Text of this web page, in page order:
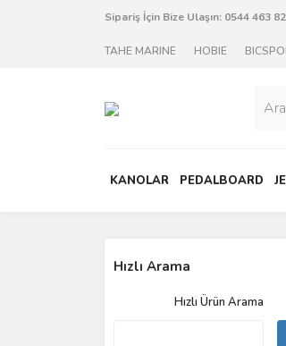
Sipariş İçin Bize Ulaşın: 0544 463
TAHE MARINE HOBIE
KANOLAR PEDALBOARD
Hızlı Arama
Hızlı Ürün Arama